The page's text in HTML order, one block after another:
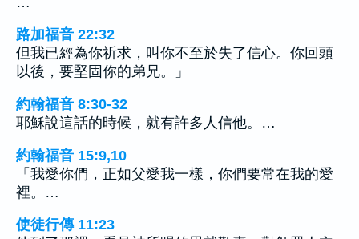
路加福音 22:32
但我已經為你祈求，叫你不至於失了信心。你回頭
以後，要堅固你的弟兄。」
約翰福音 8:30-32
耶穌說這話的時候，就有許多人信他。…
約翰福音 15:9,10
「我愛你們，正如父愛我一樣，你們要常在我的愛
裡。…
使徒行傳 11:23